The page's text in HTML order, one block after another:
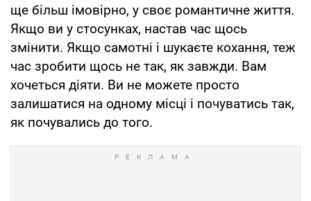
ще більш імовірно, у своє романтичне життя.
Якщо ви у стосунках, настав час щось
змінити. Якщо самотні і шукаєте кохання, теж
час зробити щось не так, як завжди. Вам
хочеться діяти. Ви не можете просто
залишатися на одному місці і почуватись так,
як почувались до того.